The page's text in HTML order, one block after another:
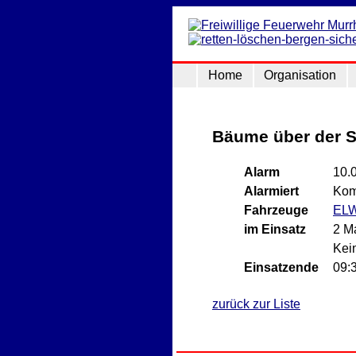
Home Organisation
Bäume über der
Alarm
Alarmiert
Fahrzeuge
im Einsatz
2
Einsatzende
zurück zur Liste